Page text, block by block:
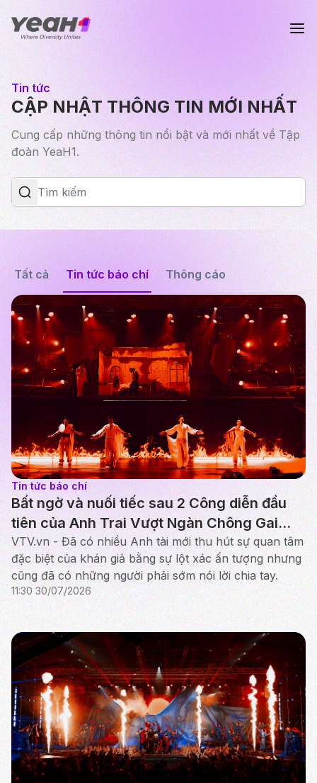
Tin tức
CẬP NHẬT THÔNG TIN MỚI NHẤT
Cung cấp những thông tin nổi bật và mới nhất về Tập
đoàn YeaH1.
Tất cả Tin tức báo chí Thông cáo
Tin tức báo chí
Bất ngờ và nuối tiếc sau 2 Công diễn đầu
tiên của Anh Trai Vượt Ngàn Chông Gai
2026
VTV.vn - Đã có nhiều Anh tài mới thu hút sự quan tâm
đặc biệt của khán giả bằng sự lột xác ấn tượng nhưng
cũng đã có những người phải sớm nói lời chia tay.
11:30 30/07/2026